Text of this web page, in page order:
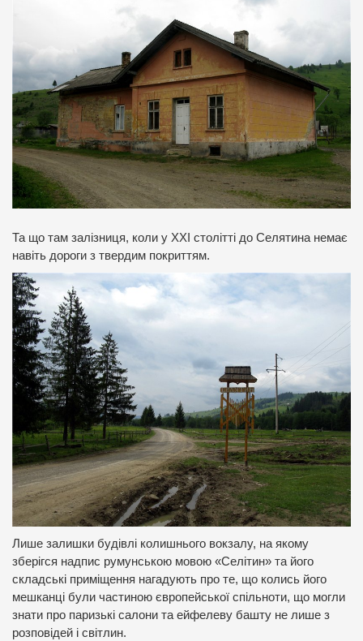
Та що там залізниця, коли у ХХІ столітті до Селятина немає
навіть дороги з твердим покриттям.
Лише залишки будівлі колишнього вокзалу, на якому
зберігся надпис румунською мовою «Селітин» та його
складські приміщення нагадують про те, що колись його
мешканці були частиною європейської спільноти, що могли
знати про паризькі салони та ейфелеву башту не лише з
розповідей і світлин.